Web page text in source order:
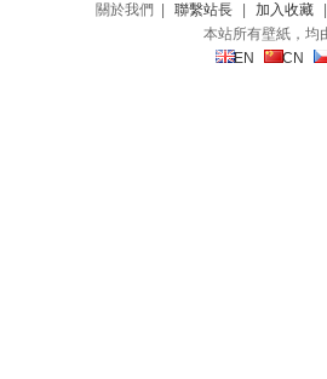
關於我們 | 聯繫站長 加入收藏
本站所有壁紙，均
EN
CN